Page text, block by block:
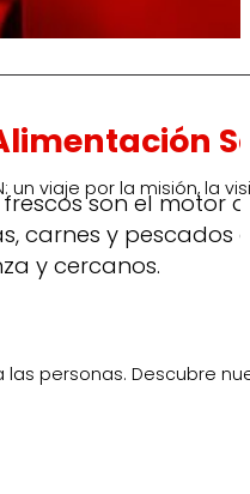
un viaje por la misión, la
las personas. Descubre
son el
carnes y
y cercanos.